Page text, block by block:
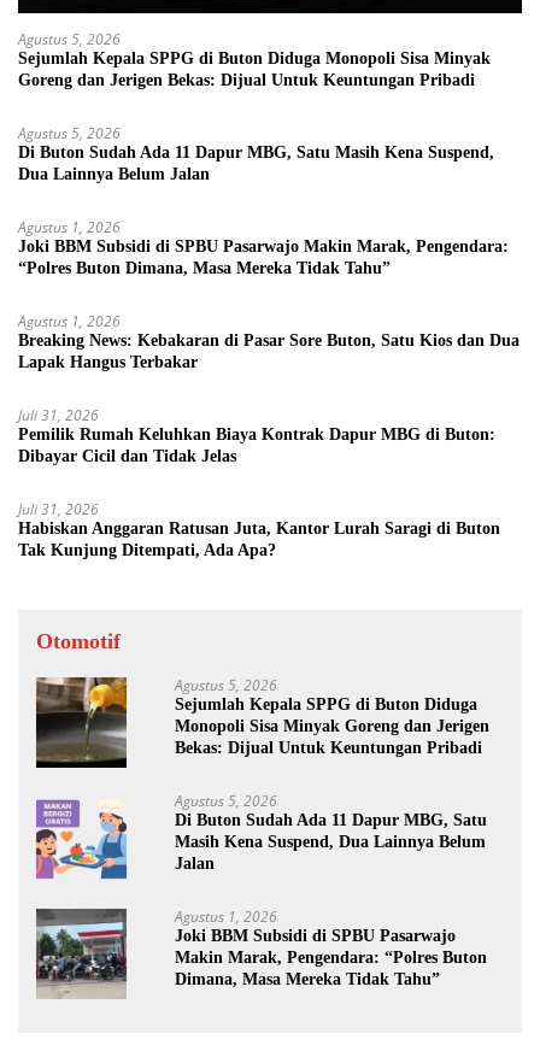
Agustus 5, 2026
Sejumlah Kepala SPPG di Buton Diduga Monopoli Sisa Minyak
Goreng dan Jerigen Bekas: Dijual Untuk Keuntungan Pribadi
Agustus 5, 2026
Di Buton Sudah Ada 11 Dapur MBG, Satu Masih Kena Suspend,
Dua Lainnya Belum Jalan
Agustus 1, 2026
Joki BBM Subsidi di SPBU Pasarwajo Makin Marak, Pengendara:
“Polres Buton Dimana, Masa Mereka Tidak Tahu”
Agustus 1, 2026
Breaking News: Kebakaran di Pasar Sore Buton, Satu Kios dan Dua
Lapak Hangus Terbakar
Juli 31, 2026
Pemilik Rumah Keluhkan Biaya Kontrak Dapur MBG di Buton:
Dibayar Cicil dan Tidak Jelas
Juli 31, 2026
Habiskan Anggaran Ratusan Juta, Kantor Lurah Saragi di Buton
Tak Kunjung Ditempati, Ada Apa?
Otomotif
Agustus 5, 2026
Sejumlah Kepala SPPG di Buton Diduga
Monopoli Sisa Minyak Goreng dan Jerigen
Bekas: Dijual Untuk Keuntungan Pribadi
Agustus 5, 2026
Di Buton Sudah Ada 11 Dapur MBG, Satu
Masih Kena Suspend, Dua Lainnya Belum
Jalan
Agustus 1, 2026
Joki BBM Subsidi di SPBU Pasarwajo
Makin Marak, Pengendara: “Polres Buton
Dimana, Masa Mereka Tidak Tahu”